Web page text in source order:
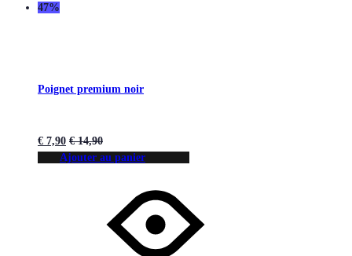
47%
Poignet premium noir
€ 7,90 €14,90
Ajouter au panier